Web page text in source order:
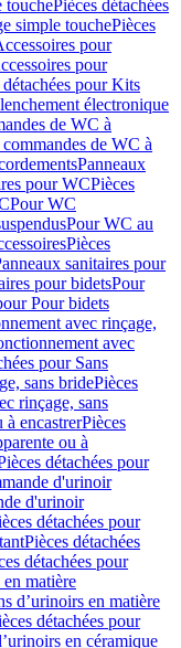
touchePièces détachées
simple touchePièces
pour
pour
détachées pour Kits
électronique
de WC à
de WC à
Panneaux
pour WCPièces
Pour WC
Pour WC au
Pièces
sanitaires pour
pour bidetsPour
Pour bidets
avec rinçage,
avec
pour Sans
sans bridePièces
rinçage, sans
à encastrerPièces
ou à
détachées pour
d'urinoir
d'urinoir
détachées pour
Pièces détachées
détachées pour
en matière
d’urinoirs en matière
détachées pour
en céramique